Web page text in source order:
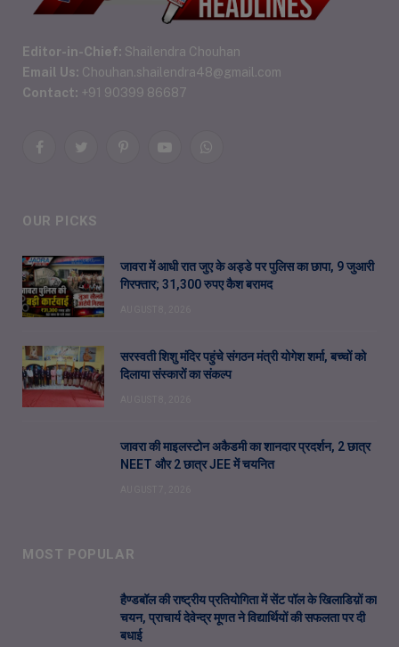
Editor-in-Chief: Shailendra Chouhan
Email Us: Chouhan.shailendra48@gmail.com
Contact: +91 90399 86687
FacebookTwitterPinterestYouTubeWhatsApp
OUR PICKS
जावरा में आधी रात जुए के अड्डे पर पुलिस का छापा, 9 जुआरी
गिरफ्तार; 31,300 रुपए कैश बरामद
सरस्वती शिशु मंदिर पहुंचे संगठन मंत्री योगेश शर्मा, बच्चों को
दिलाया संस्कारों का संकल्प
जावरा की माइलस्टोन अकैडमी का शानदार प्रदर्शन, 2 छात्र
NEET और 2 छात्र JEE में चयनित
MOST POPULAR
हैण्डबॉल की राष्ट्रीय प्रतियोगिता में सेंट पॉल के खिलाडिय़ों का
चयन, प्राचार्य देवेन्द्र मूणत ने विद्यार्थियों की सफलता पर दी
बधाई